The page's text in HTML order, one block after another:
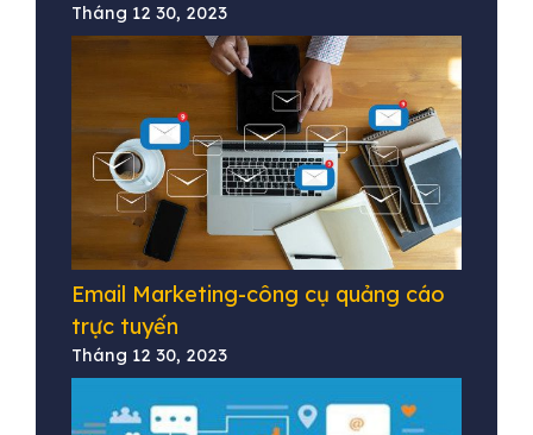
Tháng 12 30, 2023
Email Marketing-công cụ quảng cáo
trực tuyến
Tháng 12 30, 2023